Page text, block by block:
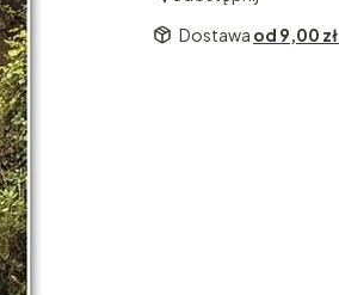
Dostawa od 9,00 zł